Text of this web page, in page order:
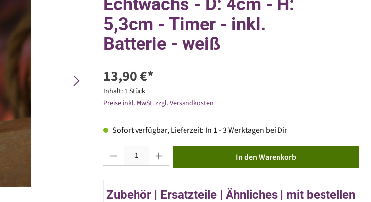
Echtwachs - D: 4cm - H:
5,3cm - Timer - inkl.
Batterie - weiß
13,90 €*
Inhalt: 1 Stück
Preise inkl. MwSt. zzgl. Versandkosten
Sofort verfügbar, Lieferzeit: In 1 - 3 Werktagen bei Dir
In den Warenkorb
Zubehör | Ersatzteile | Ähnliches | mit bestellen